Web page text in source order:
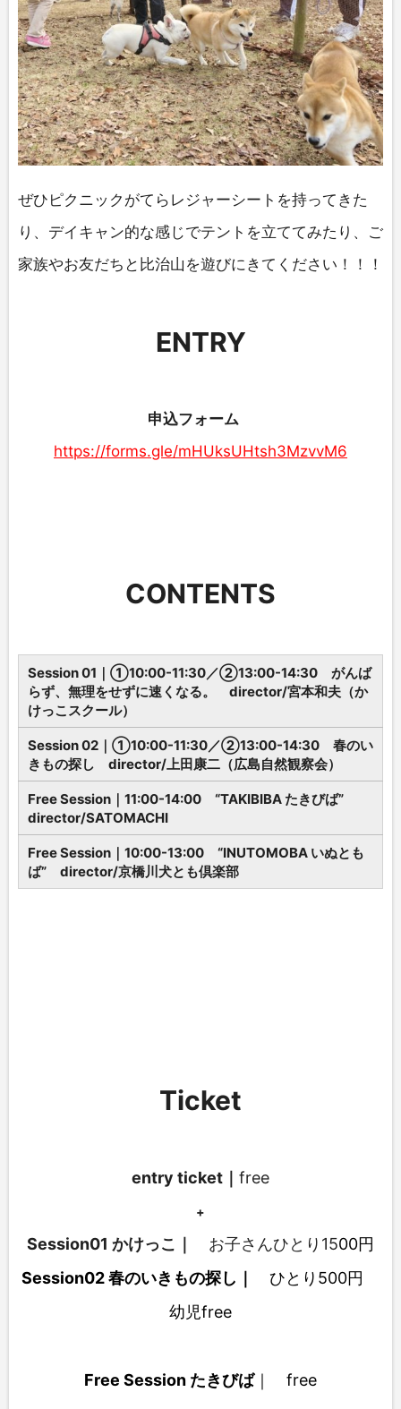
ぜひピクニックがてらレジャーシートを持ってきた
り、デイキャン的な感じでテントを立ててみたり、ご
家族やお友だちと比治山を遊びにきてください！！！
ENTRY
申込フォーム
https://forms.gle/mHUksUHtsh3MzvvM6
CONTENTS
Session 01｜①10:00-11:30／②13:00-14:30 がんば
らず、無理をせずに速くなる。 director/宮本和夫（か
けっこスクール）
Session 02｜①10:00-11:30／②13:00-14:30 春のい
きもの探し director/上田康二（広島自然観察会）
Free Session｜11:00-14:00 “TAKIBIBA たきびば”
director/SATOMACHI
Free Session｜10:00-13:00 “INUTOMOBA いぬとも
ば” director/京橋川犬とも倶楽部
Ticket
entry ticket｜ free
+
Session01 かけっこ｜ お子さんひとり1500円
Session02 春のいきもの探し｜
ひとり500円
幼児free
Free Session たきびば｜ free